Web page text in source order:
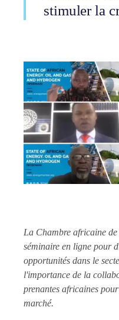
stimuler la
La Chambre africaine
séminaire en ligne pour
opportunités dans le
l'importance de la
prenantes africaines
marché.